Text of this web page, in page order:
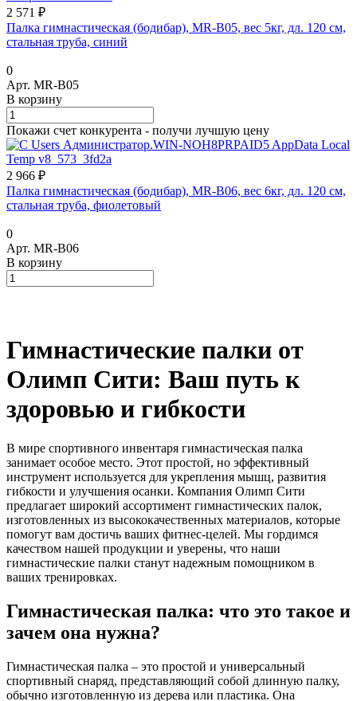
2 571 ₽
Палка гимнастическая (бодибар), MR-B05, вес 5кг, дл. 120 см,
стальная труба, синий
0
Арт. MR-B05
В корзину
Покажи счет конкурента - получи лучшую цену
2 966 ₽
Палка гимнастическая (бодибар), MR-B06, вес 6кг, дл. 120 см,
стальная труба, фиолетовый
0
Арт. MR-B06
В корзину
Гимнастические палки от
Олимп Сити: Ваш путь к
здоровью и гибкости
В мире спортивного инвентаря гимнастическая палка
занимает особое место. Этот простой, но эффективный
инструмент используется для укрепления мышц, развития
гибкости и улучшения осанки. Компания Олимп Сити
предлагает широкий ассортимент гимнастических палок,
изготовленных из высококачественных материалов, которые
помогут вам достичь ваших фитнес-целей. Мы гордимся
качеством нашей продукции и уверены, что наши
гимнастические палки станут надежным помощником в
ваших тренировках.
Гимнастическая палка: что это такое и
зачем она нужна?
Гимнастическая палка – это простой и универсальный
спортивный снаряд, представляющий собой длинную палку,
обычно изготовленную из дерева или пластика. Она